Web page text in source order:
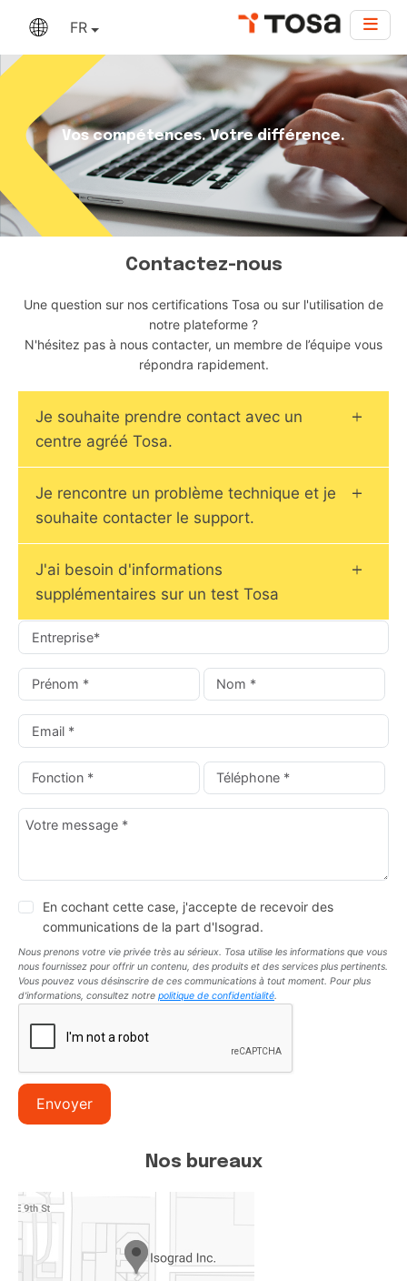
FR
Vos compétences. Votre différence.
Contactez-nous
Une question sur nos certifications Tosa ou sur l'utilisation de
notre plateforme ?
N'hésitez pas à nous contacter, un membre de l’équipe vous
répondra rapidement.
Je souhaite prendre contact avec un
centre agréé Tosa.
Je rencontre un problème technique et je
souhaite contacter le support.
J'ai besoin d'informations
supplémentaires sur un test Tosa
En cochant cette case, j'accepte de recevoir des
communications de la part d'Isograd.
Nous prenons votre vie privée très au sérieux. Tosa utilise les informations que vous
nous fournissez pour offrir un contenu, des produits et des services plus pertinents.
Vous pouvez vous désinscrire de ces communications à tout moment. Pour plus
d'informations, consultez notre politique de confidentialité.
Envoyer
Nos bureaux